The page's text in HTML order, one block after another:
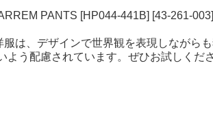
PANTS [HP044-441B] [43-261-003]
は、デザインで世界観を表現しながら
よう配慮されています。ぜひお試しくだ